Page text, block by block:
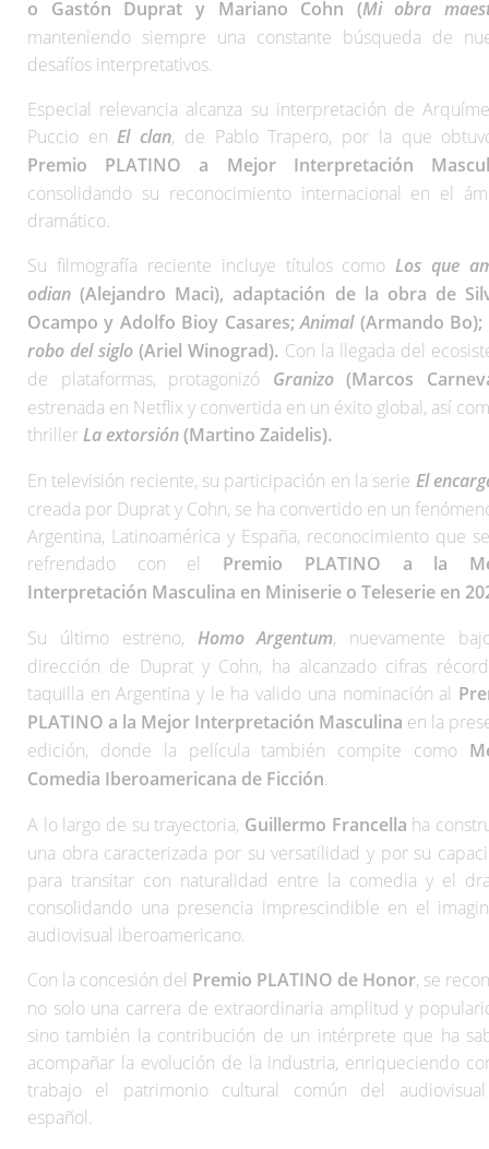
o Gastón Duprat y Mariano Cohn (Mi obra
manteniendo siempre una constante búsqueda de
desafíos interpretativos.
Especial relevancia alcanza su interpretación de
Puccio en El clan, de Pablo Trapero, por la que
Premio PLATINO a Mejor Interpretación
consolidando su reconocimiento internacional en el
dramático.
Su filmografía reciente incluye títulos como Los que
odian (Alejandro Maci), adaptación de la obra de
Ocampo y Adolfo Bioy Casares;Animal(Armando
robo del siglo (Ariel Winograd). Con la llegada del
de plataformas, protagonizó Granizo(Marcos
estrenada en Netflix y convertida en un éxito global, así
thriller La extorsión(Martino Zaidelis).
En televisión reciente, su participación en la serie El
creada por Duprat y Cohn, se ha convertido en un
Argentina, Latinoamérica y España, reconocimiento que
refrendado con el Premio PLATINO a la
Interpretación Masculina en Miniserie o Teleserie en
Su último estreno, Homo Argentum, nuevamente
dirección de Duprat y Cohn, ha alcanzado cifras
taquilla en Argentina y le ha valido una nominación al
PLATINO a la Mejor Interpretación Masculina en la
edición, donde la película también compite como
Comedia Iberoamericana de Ficción
A lo largo de su trayectoria, Guillermo Francella ha
una obra caracterizada por su versatilidad y por su
para transitar con naturalidad entre la comedia y el
consolidando una presencia imprescindible en el
audiovisual iberoamericano.
Con la concesión del Premio PLATINO de Honor, se
no solo una carrera de extraordinaria amplitud y
sino también la contribución de un intérprete que ha
acompañar la evolución de la industria, enriqueciendo
trabajo el patrimonio cultural común del
español.